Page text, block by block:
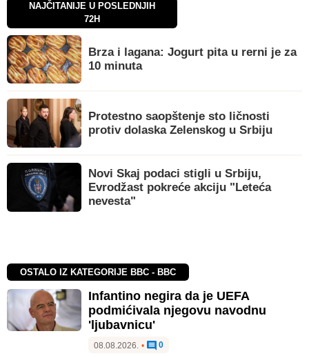
NAJČITANIJE U POSLEDNJIH
72H
Brza i lagana: Jogurt pita u rerni je za
10 minuta
Protestno saopštenje sto ličnosti
protiv dolaska Zelenskog u Srbiju
Novi Skaj podaci stigli u Srbiju,
Evrodžast pokreće akciju "Leteća
nevesta"
OSTALO IZ KATEGORIJE BBC - BBC
Infantino negira da je UEFA
podmićivala njegovu navodnu
'ljubavnicu'
08.08.2026. • 0